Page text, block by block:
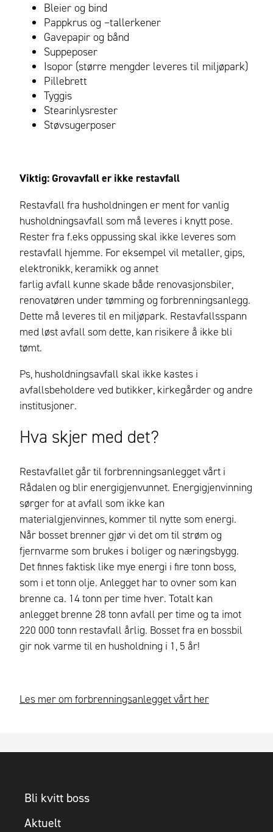
Bleier og bind
Pappkrus og –tallerkener
Gavepapir og bånd
Suppeposer
Isopor (større mengder leveres til miljøpark)
Pillebrett
Tyggis
Stearinlysrester
Støvsugerposer
Viktig: Grovavfall er ikke restavfall
Restavfall fra husholdningen er ment for vanlig
husholdningsavfall som må leveres i knytt pose.
Rester fra f.eks oppussing skal ikke leveres som
restavfall hjemme. For eksempel vil metaller, gips,
elektronikk, keramikk og annet
farlig avfall kunne skade både renovasjonsbiler,
renovatøren under tømming og forbrenningsanlegg.
Dette må leveres til en miljøpark. Restavfallsspann
med løst avfall som dette, kan risikere å ikke bli
tømt.
Ps, husholdningsavfall skal ikke kastes i
avfallsbeholdere ved butikker, kirkegårder og andre
institusjoner.
Hva skjer med det?
Restavfallet går til forbrenningsanlegget vårt i
Rådalen og blir energigjenvunnet. Energigjenvinning
sørger for at avfall som ikke kan
materialgjenvinnes, kommer til nytte som energi.
Når bosset brenner gjør vi det om til strøm og
fjernvarme som brukes i boliger og næringsbygg.
Det finnes faktisk like mye energi i fire tonn boss,
som i et tonn olje. Anlegget har to ovner som kan
brenne ca. 14 tonn per time hver. Totalt kan
anlegget brenne 28 tonn avfall per time og ta imot
220 000 tonn restavfall årlig. Bosset fra en bossbil
gir nok varme til en husholdning i 1, 5 år!
Les mer om forbrenningsanlegget vårt her
Bli kvitt boss
Aktuelt